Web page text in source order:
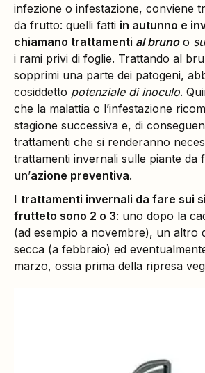
infezione o infestazione, conviene
da frutto: quelli fatti in autunno e
chiamano trattamenti al brunoo
i rami privi di foglie. Trattando al
sopprimi una parte dei patogeni,
cosiddetto potenziale di inoculo.
che la malattia o l’infestazione
stagione successiva e, di
trattamenti che si renderanno
trattamenti invernali sulle piante da
un’azione preventiva.
I trattamenti invernali da fare sui
frutteto sono 2 o 3: uno dopo la
(ad esempio a novembre), un altro
secca (a febbraio) ed
marzo, ossia prima della ripresa